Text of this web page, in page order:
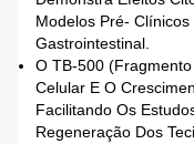
Modelos Pré-
Gastrointestinal.
O TB-500 (fragmento
Celular E O
Facilitando Os
Regeneração Dos